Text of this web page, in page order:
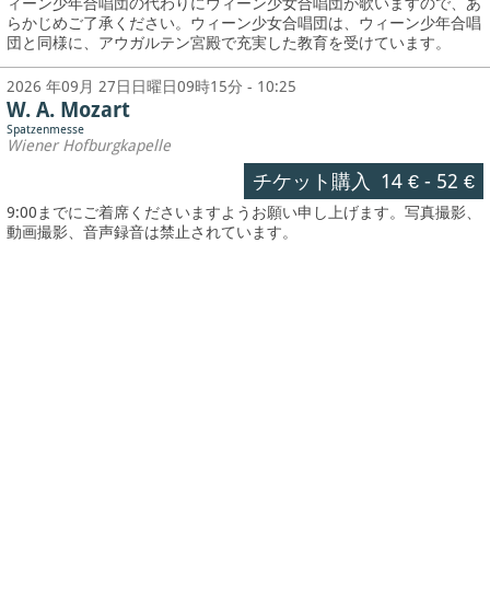
ィーン少年合唱団の代わりにウィーン少女合唱団が歌いますので、あ
らかじめご了承ください。ウィーン少女合唱団は、ウィーン少年合唱
団と同様に、アウガルテン宮殿で充実した教育を受けています。
2026 年09月 27日日曜日09時15分 - 10:25
W. A. Mozart
Spatzenmesse
Wiener Hofburgkapelle
チケット購入 14 €- 52 €
9:00までにご着席くださいますようお願い申し上げます。写真撮影、
動画撮影、音声録音は禁止されています。